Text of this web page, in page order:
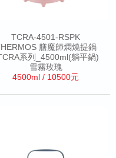
TCRA-4501-RSPK
膳魔師燜燒提鍋
系列_4500ml(躺平鍋)
雪霧玫瑰
4500ml / 10500元